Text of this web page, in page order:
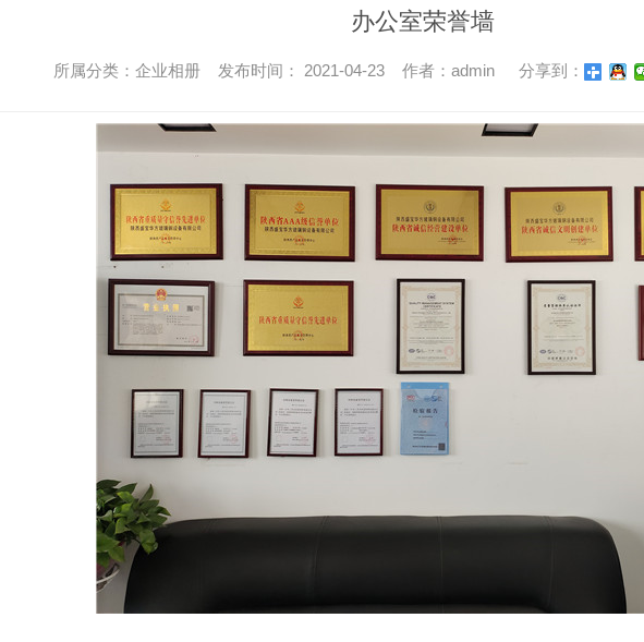
办公室荣誉墙
所属分类：企业相册 发布时间： 2021-04-23 作者：admin 分享到：